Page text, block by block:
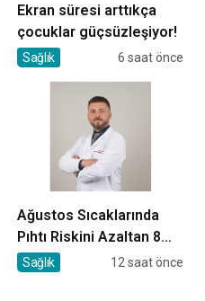
Ekran süresi arttıkça
çocuklar güçsüzleşiyor!
Sağlık 6 saat önce
Ağustos Sıcaklarında
Pıhtı Riskini Azaltan 8
Öneri
Sağlık 12 saat önce